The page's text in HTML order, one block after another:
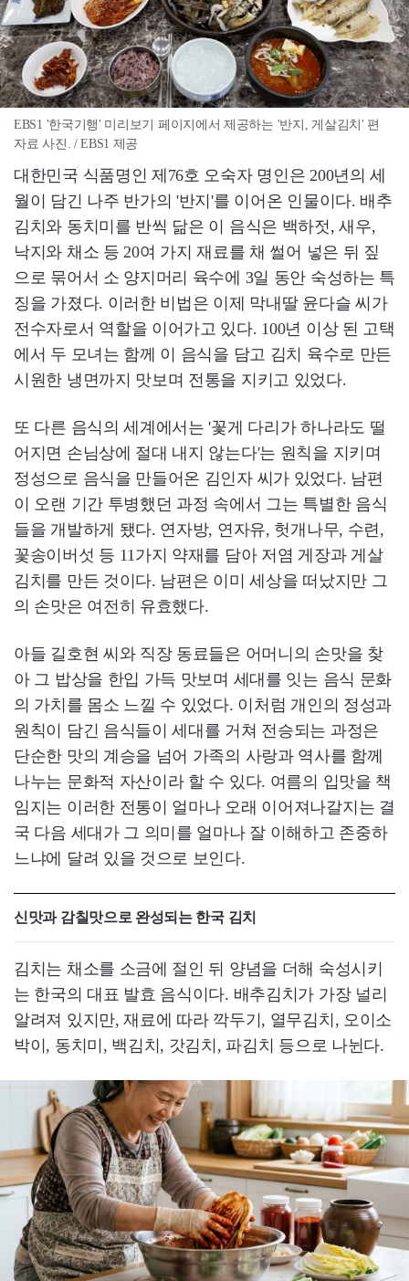
EBS1 '한국기행' 미리보기 페이지에서 제공하는 '반지, 게살김치' 편
자료 사진. / EBS1 제공
대한민국 식품명인 제76호 오숙자 명인은 200년의 세
월이 담긴 나주 반가의 '반지'를 이어온 인물이다. 배추
김치와 동치미를 반씩 닮은 이 음식은 백하젓, 새우,
낙지와 채소 등 20여 가지 재료를 채 썰어 넣은 뒤 짚
으로 묶어서 소 양지머리 육수에 3일 동안 숙성하는 특
징을 가졌다. 이러한 비법은 이제 막내딸 윤다슬 씨가
전수자로서 역할을 이어가고 있다. 100년 이상 된 고택
에서 두 모녀는 함께 이 음식을 담고 김치 육수로 만든
시원한 냉면까지 맛보며 전통을 지키고 있었다.
또 다른 음식의 세계에서는 '꽃게 다리가 하나라도 떨
어지면 손님상에 절대 내지 않는다'는 원칙을 지키며
정성으로 음식을 만들어온 김인자 씨가 있었다. 남편
이 오랜 기간 투병했던 과정 속에서 그는 특별한 음식
들을 개발하게 됐다. 연자방, 연자유, 헛개나무, 수련,
꽃송이버섯 등 11가지 약재를 담아 저염 게장과 게살
김치를 만든 것이다. 남편은 이미 세상을 떠났지만 그
의 손맛은 여전히 유효했다.
아들 길호현 씨와 직장 동료들은 어머니의 손맛을 찾
아 그 밥상을 한입 가득 맛보며 세대를 잇는 음식 문화
의 가치를 몸소 느낄 수 있었다. 이처럼 개인의 정성과
원칙이 담긴 음식들이 세대를 거쳐 전승되는 과정은
단순한 맛의 계승을 넘어 가족의 사랑과 역사를 함께
나누는 문화적 자산이라 할 수 있다. 여름의 입맛을 책
임지는 이러한 전통이 얼마나 오래 이어져나갈지는 결
국 다음 세대가 그 의미를 얼마나 잘 이해하고 존중하
느냐에 달려 있을 것으로 보인다.
신맛과 감칠맛으로 완성되는 한국 김치
김치는 채소를 소금에 절인 뒤 양념을 더해 숙성시키
는 한국의 대표 발효 음식이다. 배추김치가 가장 널리
알려져 있지만, 재료에 따라 깍두기, 열무김치, 오이소
박이, 동치미, 백김치, 갓김치, 파김치 등으로 나뉜다.